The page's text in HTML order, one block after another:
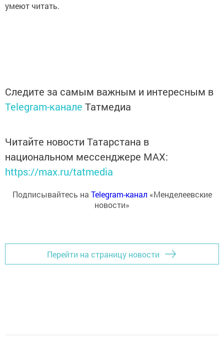
умеют читать.
Следите за самым важным и интересным в
Telegram-канале Татмедиа
Читайте новости Татарстана в
национальном мессенджере MАХ:
https://max.ru/tatmedia
Подписывайтесь на Telegram-канал «Менделеевские
новости»
Перейти на страницу новости